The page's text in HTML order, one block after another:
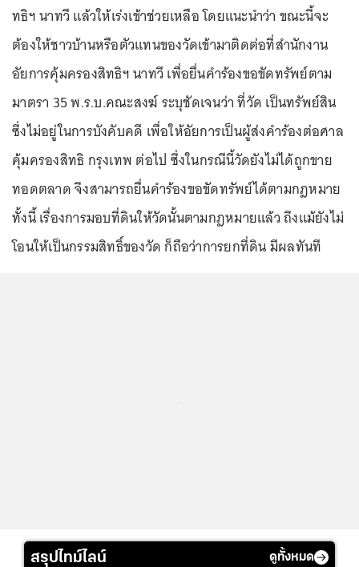
ทธิฯ นาทวี แล้วให้เร่งเข้าช่วยเหลือ โดยแนะนำว่า ขณะนี้จะ
ต้องให้ชาวบ้านหรือตัวแทนของวัดเข้ามาติดต่อที่สำนักงาน
อัยการคุ้มครองสิทธิฯ นาทวี เพื่อยื่นคำร้องขอขัดทรัพย์ตาม
มาตรา 35 พ.ร.บ.คณะสงฆ์ ระบุชัดเจนว่า ที่วัด เป็นทรัพย์สิน
ซึ่งไม่อยู่ในการบังคับคดี เพื่อให้อัยการเป็นผู้ส่งคำร้องต่อศาล
คุ้มครองสิทธิ กรุงเทพ ต่อไป ซึ่งในกรณีนี้วัดยังไม่ได้ถูกขาย
ทอดตลาด จึงสามารถยื่นคำร้องขอขัดทรัพย์ได้ตามกฎหมาย
ทั้งนี้ เรื่องการมอบที่ดินให้วัดนั้นตามกฎหมายแล้ว ถึงแม้ยังไม่
โอนให้เป็นกรรมสิทธิ์ของวัด ก็ถือว่าการยกที่ดิน มีผลทันที
สรุปไทม์ไลน์ ดูทั้งหมด